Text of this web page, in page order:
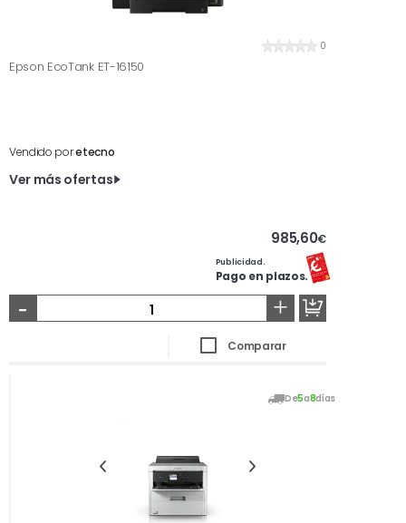
0
Epson EcoTank ET-16150
Vendido poretecno
Ver más ofertas
985,60€
Publicidad.
Pago en plazos.
- +
Comparar
De5a8días